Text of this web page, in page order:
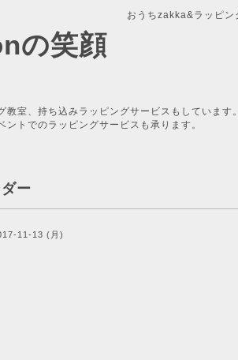
おうちzakka&ラッピ
の笑顔
室、持ち込みラッピングサービスもしていま
トでのラッピングサービスも承ります。
ー
11-13 (月)